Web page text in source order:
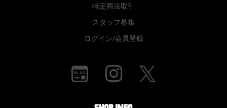
特定商法取引
スタッフ募集
ログイン/会員登録